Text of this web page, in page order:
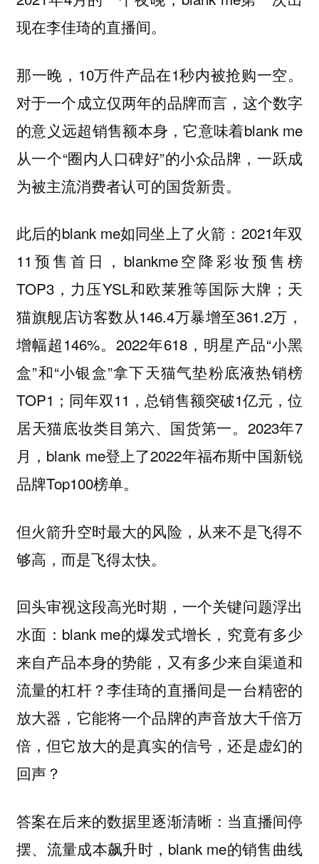
现在李佳琦的直播间。
那一晚，10万件产品在1秒内被抢购一空。
对于一个成立仅两年的品牌而言，这个数字
的意义远超销售额本身，它意味着blank me
从一个“圈内人口碑好”的小众品牌，一跃成
为被主流消费者认可的国货新贵。
此后的blank me如同坐上了火箭：2021年双
11预售首日，blankme空降彩妆预售榜
TOP3，力压YSL和欧莱雅等国际大牌；天
猫旗舰店访客数从146.4万暴增至361.2万，
增幅超146%。2022年618，明星产品“小黑
盒”和“小银盒”拿下天猫气垫粉底液热销榜
TOP1；同年双11，总销售额突破1亿元，位
居天猫底妆类目第六、国货第一。2023年7
月，blank me登上了2022年福布斯中国新锐
品牌Top100榜单。
但火箭升空时最大的风险，从来不是飞得不
够高，而是飞得太快。
回头审视这段高光时期，一个关键问题浮出
水面：blank me的爆发式增长，究竟有多少
来自产品本身的势能，又有多少来自渠道和
流量的杠杆？李佳琦的直播间是一台精密的
放大器，它能将一个品牌的声音放大千倍万
倍，但它放大的是真实的信号，还是虚幻的
回声？
答案在后来的数据里逐渐清晰：当直播间停
摆、流量成本飙升时，blank me的销售曲线